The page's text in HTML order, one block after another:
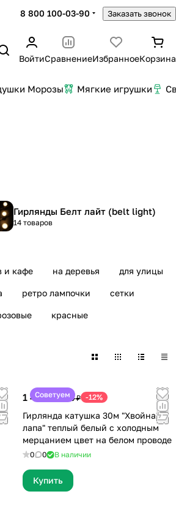
8 800 100-03-90 Заказать звонок
ВойтиСравнениеИзбранноеКорзина
Морозы Мягкие игрушки
Гирлянды Белт лайт (belt light)
14 товаров
и кафе на деревья для улицы
ретро лампочки сетки
красные
Советуем
1 499 ₽1 699 ₽ -12%
Гирлянда катушка 30м "Хвойная
лапа" теплый белый с холодным
мерцанием цвет на белом проводе
0 0 В наличии
Купить